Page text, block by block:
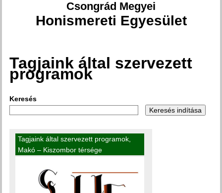
Csongrád Megyei
Honismereti Egyesület
Jelenlegi hely
Tagjaink által szervezett
programok
Keresés
Tagjaink által szervezett programok
Makó – Kiszombor térsége